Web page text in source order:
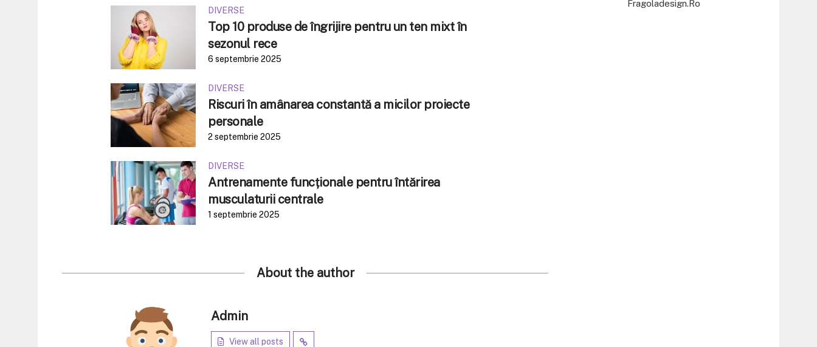
DIVERSE
Top 10 produse de îngrijire pentru un ten mixt în
sezonul rece
6 septembrie 2025
DIVERSE
Riscuri în amânarea constantă a micilor proiecte
personale
2 septembrie 2025
DIVERSE
Antrenamente funcționale pentru întărirea
musculaturii centrale
1 septembrie 2025
About the author
Admin
View all posts
Fragoladesign.ro